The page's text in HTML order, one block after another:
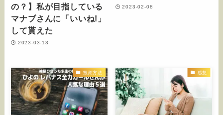
の？】私が目指している
マナブさんに「いいね!」
して貰えた
2023-03-13
2023-02-08
投資方法 感想